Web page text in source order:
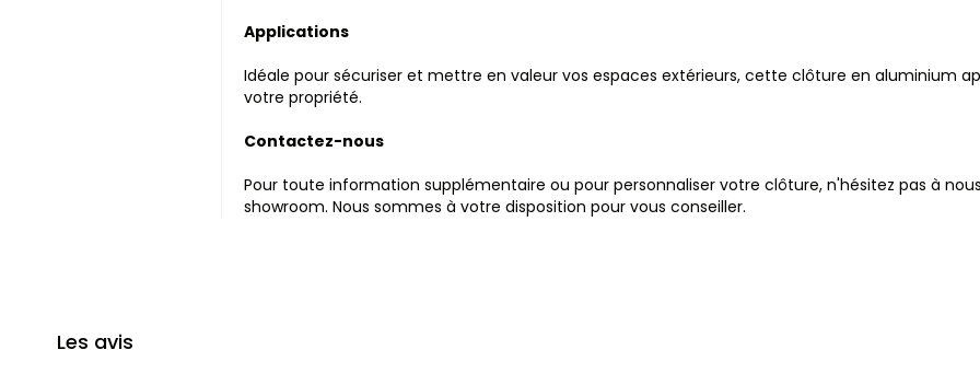
Applications
Idéale pour sécuriser et mettre en valeur vos espaces extérieurs, cette clôture en aluminium
votre propriété.
Contactez-nous
Pour toute information supplémentaire ou pour personnaliser votre clôture, n'hésitez pas à
showroom. Nous sommes à votre disposition pour vous conseiller.
Les avis